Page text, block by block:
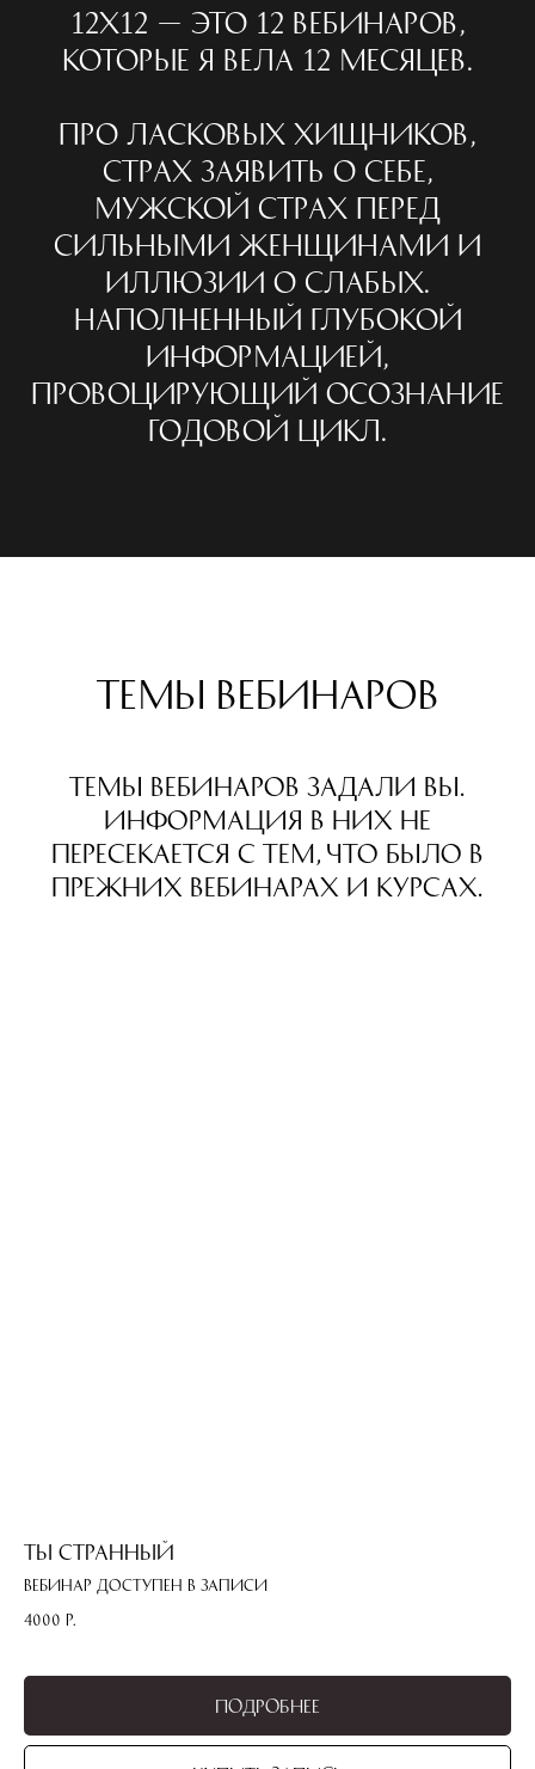
12Х12 — это 12 вебинаров,
которые я вела 12 месяцев.
Про ласковых хищников,
страх заявить о себе,
мужской страх перед
сильными женщинами и
иллюзии о слабых.
Наполненный глубокой
информацией,
провоцирующий осознание
годовой цикл.
Темы вебинаров
Темы вебинаров задали вы.
Информация в них не
пересекается с тем, что было в
прежних вебинарах и курсах.
Ты странный
Вебинар доступен в записи
4000 р.
Подробнее